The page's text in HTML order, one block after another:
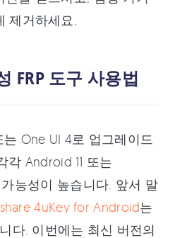
제거하세요.
FRP 도구 사용법
One UI 4로 업그레이드
각 Android 11 또는
능성이 높습니다. 앞서 말
4uKey for Android는
다. 이번에는 최신 버전의